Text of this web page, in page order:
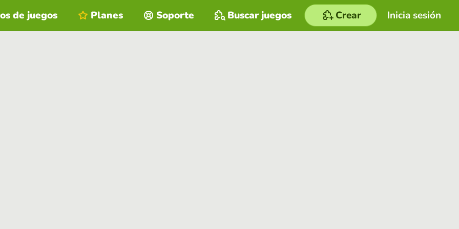
Inicia sesión
de juegos Planes Soporte Buscar juegos Crear